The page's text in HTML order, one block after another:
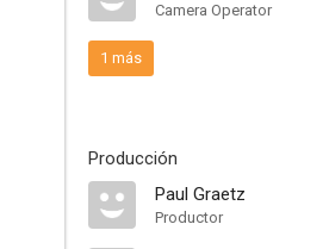
Camera Operator
1 más
Producción
Paul Graetz
Productor